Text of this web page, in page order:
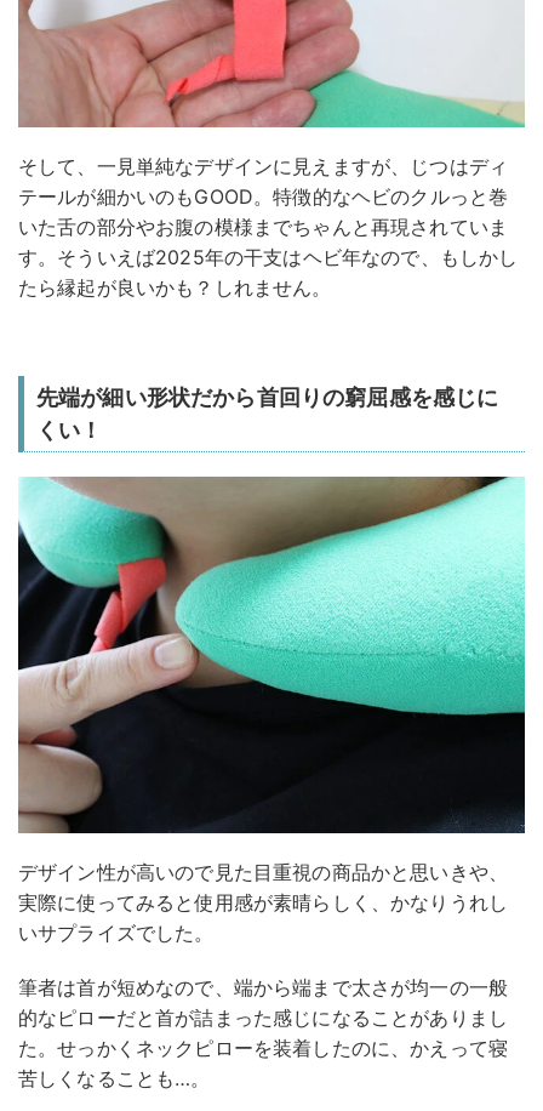
そして、一見単純なデザインに見えますが、じつはディ
テールが細かいのもGOOD。特徴的なヘビのクルっと巻
いた舌の部分やお腹の模様までちゃんと再現されていま
す。そういえば2025年の干支はヘビ年なので、もしかし
たら縁起が良いかも？しれません。
先端が細い形状だから首回りの窮屈感を感じに
くい！
デザイン性が高いので見た目重視の商品かと思いきや、
実際に使ってみると使用感が素晴らしく、かなりうれし
いサプライズでした。
筆者は首が短めなので、端から端まで太さが均一の一般
的なピローだと首が詰まった感じになることがありまし
た。せっかくネックピローを装着したのに、かえって寝
苦しくなることも…。